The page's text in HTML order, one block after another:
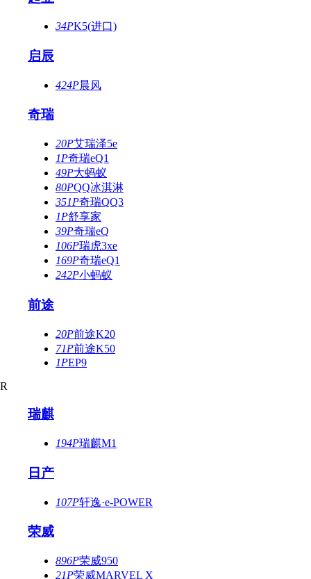
34PK5(进口)
启辰
424P晨风
奇瑞
20P艾瑞泽5e
1P奇瑞eQ1
49P大蚂蚁
80PQQ冰淇淋
351P奇瑞QQ3
1P舒享家
39P奇瑞eQ
106P瑞虎3xe
169P奇瑞eQ1
242P小蚂蚁
前途
20P前途K20
71P前途K50
1PEP9
R
瑞麒
194P瑞麒M1
日产
107P轩逸·e-POWER
荣威
896P荣威950
21P荣威MARVEL X